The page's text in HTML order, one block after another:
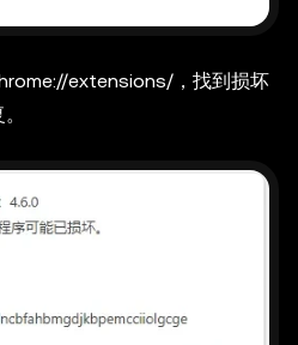
extensions/，找到损坏